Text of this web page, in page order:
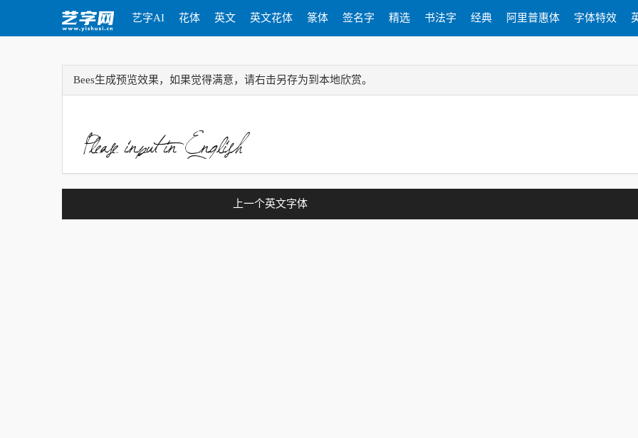
艺字AI 花体 英文 英文花体 篆体 签名字 精选 书法字 经典 阿里普惠体 字体特效
Bees生成预览效果，如果觉得满意，请右击另存为到本地欣赏。
上一个英文字体